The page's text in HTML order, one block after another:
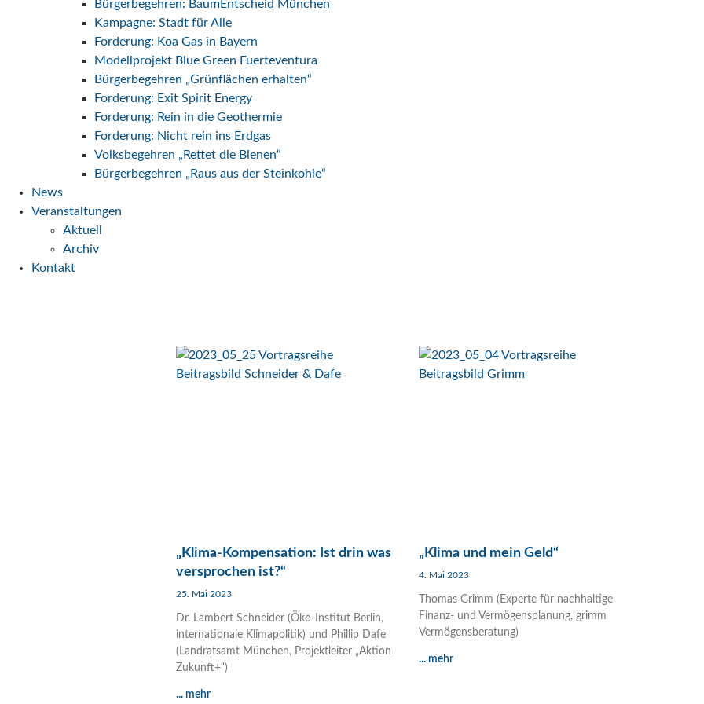
Bürgerbegehren: BaumEntscheid München
Kampagne: Stadt für Alle
Forderung: Koa Gas in Bayern
Modellprojekt Blue Green Fuerteventura
Bürgerbegehren „Grünflächen erhalten“
Forderung: Exit Spirit Energy
Forderung: Rein in die Geothermie
Forderung: Nicht rein ins Erdgas
Volksbegehren „Rettet die Bienen“
Bürgerbegehren „Raus aus der Steinkohle“
News
Veranstaltungen
Aktuell
Archiv
Kontakt
„Klima-Kompensation: Ist drin was
versprochen ist?“
25. Mai 2023
Dr. Lambert Schneider (Öko-Institut Berlin,
internationale Klimapolitik) und Phillip Dafe
(Landratsamt München, Projektleiter „Aktion
Zukunft+“)
... mehr
„Klima und mein Geld“
4. Mai 2023
Thomas Grimm (Experte für nachhaltige
Finanz- und Vermögensplanung, grimm
Vermögensberatung)
... mehr